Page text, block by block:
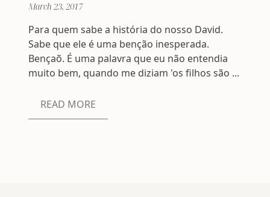
March 23, 2017
Para quem sabe a história do nosso David.
Sabe que ele é uma benção inesperada.
Bençaõ. É uma palavra que eu não entendia
muito bem, quando me diziam 'os filhos são ...
READ MORE